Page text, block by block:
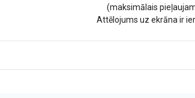
(maksimālais
Attēlojums uz ekrāna ir